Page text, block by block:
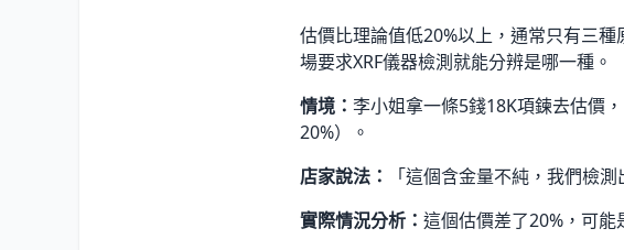
估價比理論值低20%以上，通常只有三
場要求XRF儀器檢測就能分辨是哪一種。
情境： 李小姐拿一條5錢18K項鍊去估價
20%）。
店家說法：
「這個含金量不純，我們檢測
實際情況分析： 這個估價差了20%，可能